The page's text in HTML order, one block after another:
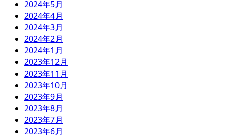
2024年5月
2024年4月
2024年3月
2024年2月
2024年1月
2023年12月
2023年11月
2023年10月
2023年9月
2023年8月
2023年7月
2023年6月